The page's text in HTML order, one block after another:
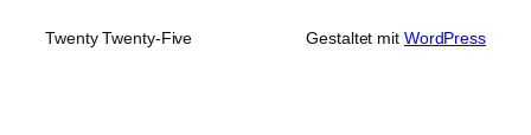
Twenty Twenty-Five Gestaltet mit WordPress